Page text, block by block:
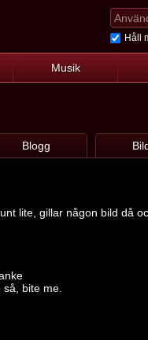
Håll
Musik
Blogg
lite, gillar någon bild då
bite me.